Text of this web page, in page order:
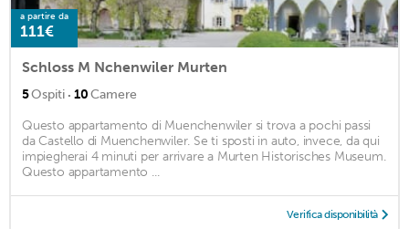
a partire da
111€
Schloss M Nchenwiler Murten
5Ospiti · 10Camere
Questo appartamento di Muenchenwiler si trova a pochi passi
da Castello di Muenchenwiler. Se ti sposti in auto, invece, da qui
impiegherai 4 minuti per arrivare a Murten Historisches Museum.
Questo appartamento ...
Verifica disponibilità